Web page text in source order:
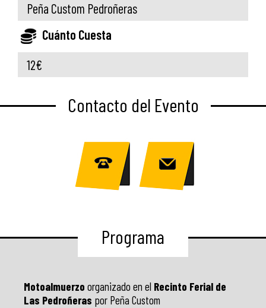
Peña Custom Pedroñeras
Cuánto Cuesta
12€
Contacto del Evento
Programa
Motoalmuerzo organizado en el Recinto Ferial de
Las Pedroñeras por Peña Custom